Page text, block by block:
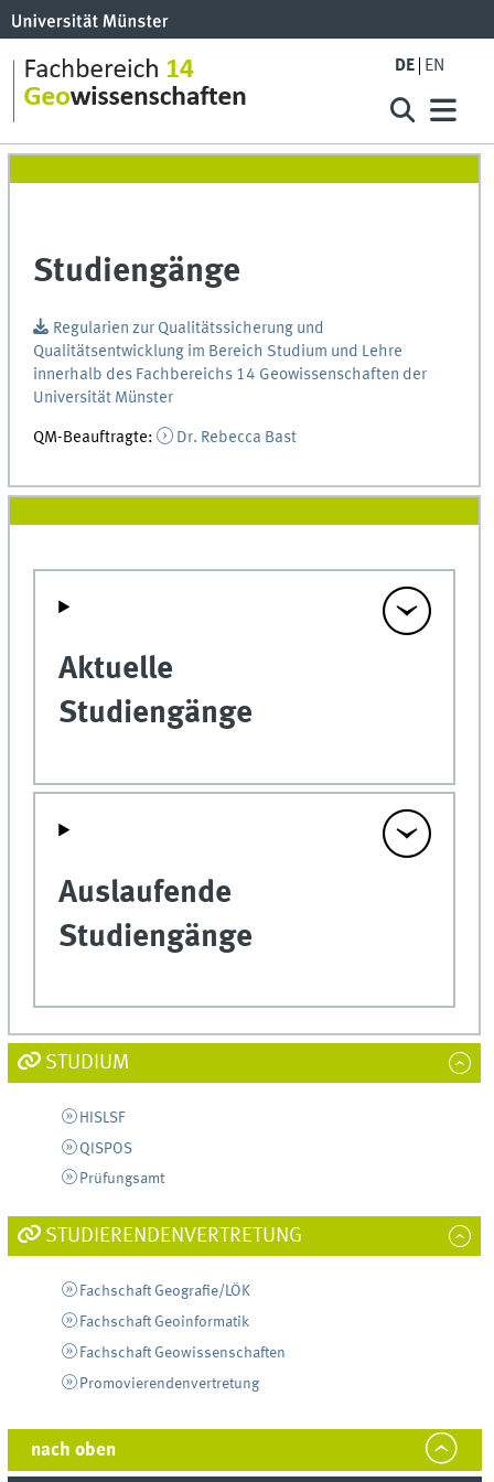
DE EN
Studiengänge
Regularien zur Qualitätssicherung und
Qualitätsentwicklung im Bereich Studium und Lehre
innerhalb des Fachbereichs 14 Geowissenschaften der
Universität Münster
QM-Beauftragte: Dr. Rebecca Bast
Aktuelle
Studiengänge
Auslaufende
Studiengänge
STUDIUM
HISLSF
QISPOS
Prüfungsamt
STUDIERENDENVERTRETUNG
Fachschaft Geografie/LÖK
Fachschaft Geoinformatik
Fachschaft Geowissenschaften
Promovierendenvertretung
nach oben